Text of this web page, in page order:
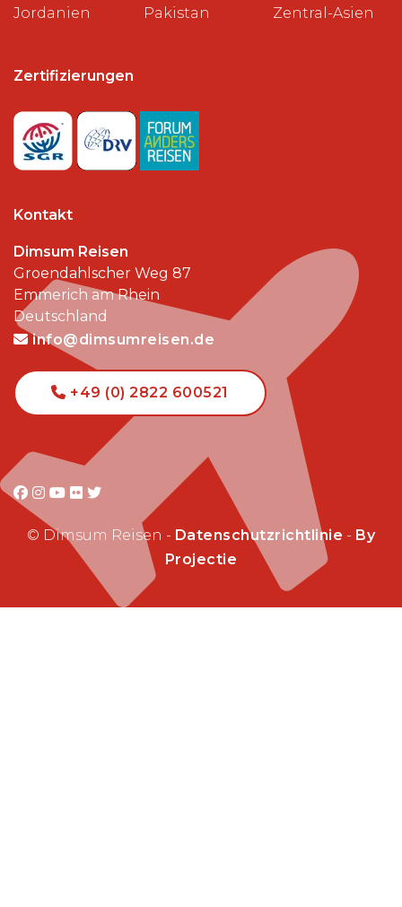
Jordanien Pakistan Zentral-Asien
Zertifizierungen
Kontakt
Dimsum Reisen
Groendahlscher Weg 87
Emmerich am Rhein
Deutschland
info@dimsumreisen.de
+49 (0) 2822 600521
© Dimsum Reisen - Datenschutzrichtlinie - By
Projectie